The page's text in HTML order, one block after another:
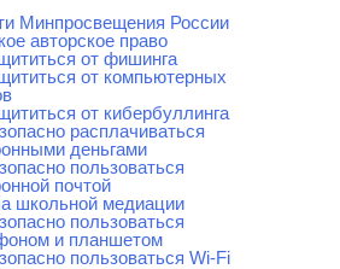
Минпросвещения России
авторское право
от фишинга
от компьютерных
от кибербуллинга
расплачиваться
деньгами
пользоваться
почтой
школьной медиации
пользоваться
и планшетом
пользоваться Wi-Fi